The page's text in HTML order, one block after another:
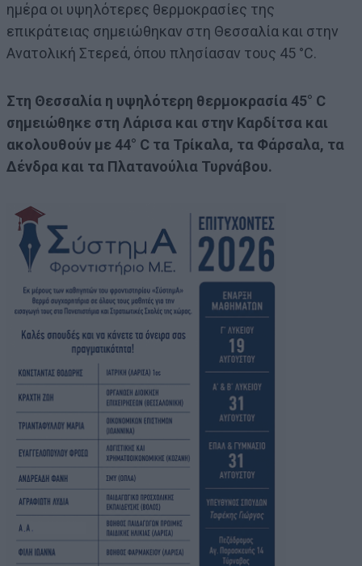
ημέρα οι υψηλότερες θερμοκρασίες της
επικράτειας σημειώθηκαν στη Θεσσαλία και στην
Ανατολική Στερεά, όπου πλησίασαν τους 45 °C.
Στη Θεσσαλία η υψηλότερη θερμοκρασία 45° C
σημειώθηκε στη Λάρισα και στην Καρδίτσα και
ακολουθούν με 44° C τα Τρίκαλα, τα Φάρσαλα, τα
Δένδρα και τα Πλατανούλια Τυρνάβου.